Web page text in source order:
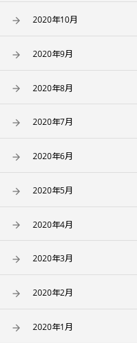
2020年10月
2020年9月
2020年8月
2020年7月
2020年6月
2020年5月
2020年4月
2020年3月
2020年2月
2020年1月